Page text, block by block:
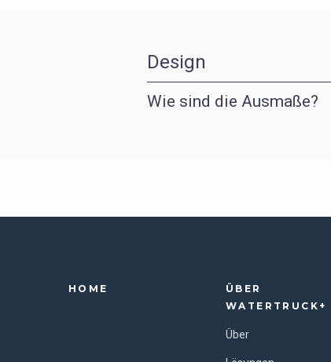
Design
Wie sind die Ausmaße?
HOME
ÜBER
WATERTRUCK+
Über